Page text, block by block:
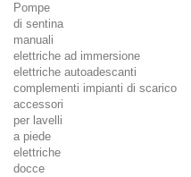
Pompe
di sentina
manuali
elettriche ad immersione
elettriche autoadescanti
complementi impianti di scarico
accessori
per lavelli
a piede
elettriche
docce